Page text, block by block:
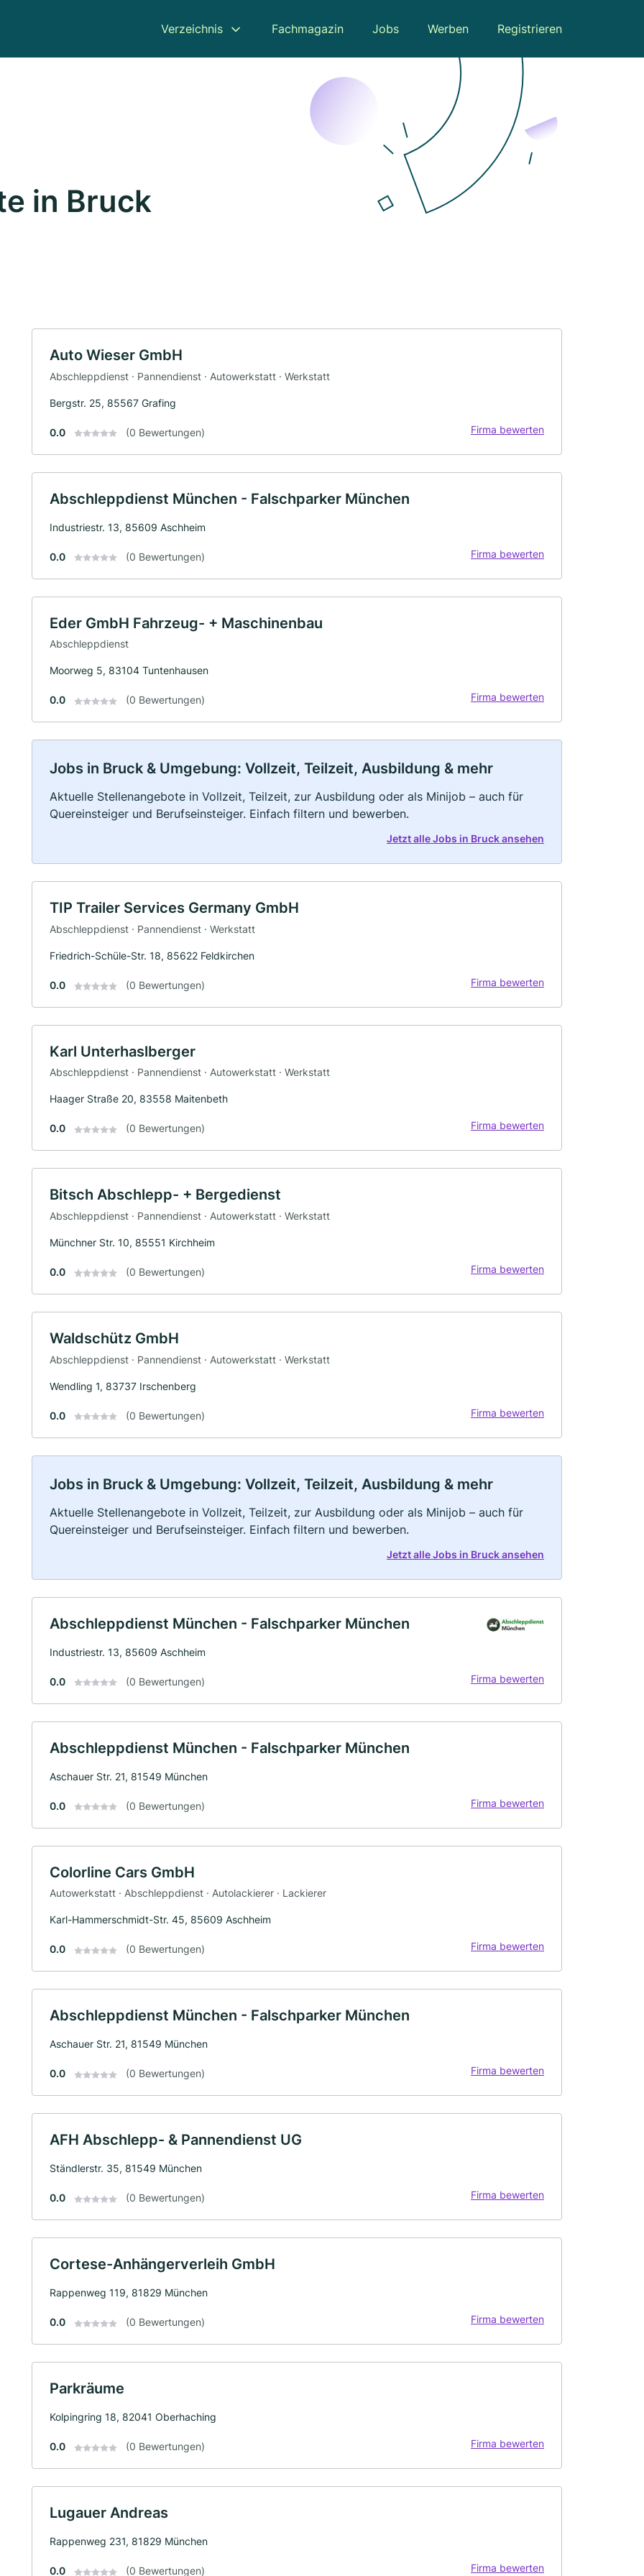
Verzeichnis Fachmagazin Jobs Werben Registrieren
in Bruck
Auto Wieser GmbH
Abschleppdienst · Pannendienst · Autowerkstatt · Werkstatt
Bergstr. 25, 85567 Grafing
0.0 (0 Bewertungen) Firma bewerten
Abschleppdienst München - Falschparker München
Industriestr. 13, 85609 Aschheim
0.0 (0 Bewertungen) Firma bewerten
Eder GmbH Fahrzeug- + Maschinenbau
Abschleppdienst
Moorweg 5, 83104 Tuntenhausen
0.0 (0 Bewertungen) Firma bewerten
Jobs in Bruck & Umgebung: Vollzeit, Teilzeit, Ausbildung & mehr
Aktuelle Stellenangebote in Vollzeit, Teilzeit, zur Ausbildung oder als Minijob – auch für
Quereinsteiger und Berufseinsteiger. Einfach filtern und bewerben.
Jetzt alle Jobs in Bruck ansehen
TIP Trailer Services Germany GmbH
Abschleppdienst · Pannendienst · Werkstatt
Friedrich-Schüle-Str. 18, 85622 Feldkirchen
0.0 (0 Bewertungen) Firma bewerten
Karl Unterhaslberger
Abschleppdienst · Pannendienst · Autowerkstatt · Werkstatt
Haager Straße 20, 83558 Maitenbeth
0.0 (0 Bewertungen) Firma bewerten
Bitsch Abschlepp- + Bergedienst
Abschleppdienst · Pannendienst · Autowerkstatt · Werkstatt
Münchner Str. 10, 85551 Kirchheim
0.0 (0 Bewertungen) Firma bewerten
Waldschütz GmbH
Abschleppdienst · Pannendienst · Autowerkstatt · Werkstatt
Wendling 1, 83737 Irschenberg
0.0 (0 Bewertungen) Firma bewerten
Jobs in Bruck & Umgebung: Vollzeit, Teilzeit, Ausbildung & mehr
Aktuelle Stellenangebote in Vollzeit, Teilzeit, zur Ausbildung oder als Minijob – auch für
Quereinsteiger und Berufseinsteiger. Einfach filtern und bewerben.
Jetzt alle Jobs in Bruck ansehen
Abschleppdienst München - Falschparker München
Industriestr. 13, 85609 Aschheim
0.0 (0 Bewertungen) Firma bewerten
Abschleppdienst München - Falschparker München
Aschauer Str. 21, 81549 München
0.0 (0 Bewertungen) Firma bewerten
Colorline Cars GmbH
Autowerkstatt · Abschleppdienst · Autolackierer · Lackierer
Karl-Hammerschmidt-Str. 45, 85609 Aschheim
0.0 (0 Bewertungen) Firma bewerten
Abschleppdienst München - Falschparker München
Aschauer Str. 21, 81549 München
0.0 (0 Bewertungen) Firma bewerten
AFH Abschlepp- & Pannendienst UG
Ständlerstr. 35, 81549 München
0.0 (0 Bewertungen) Firma bewerten
Cortese-Anhängerverleih GmbH
Rappenweg 119, 81829 München
0.0 (0 Bewertungen) Firma bewerten
Parkräume
Kolpingring 18, 82041 Oberhaching
0.0 (0 Bewertungen) Firma bewerten
Lugauer Andreas
Rappenweg 231, 81829 München
0.0 (0 Bewertungen) Firma bewerten